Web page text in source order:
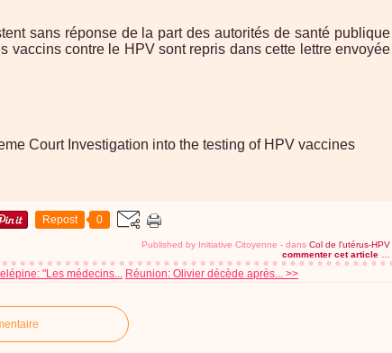
sans réponse de la part des autorités de santé publique
vaccins contre le HPV sont repris dans cette lettre envoyée
Court Investigation into the testing of HPV vaccines
Repost 0
Published by Initiative Citoyenne - dans Col de l'utérus-HPV
commenter cet article
"Les médecins... Réunion: Olivier décède après... >>